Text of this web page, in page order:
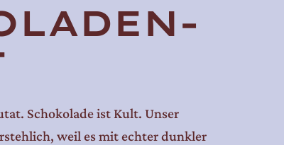
Schokolade ist Kult. Unser
weil es mit echter dunkler